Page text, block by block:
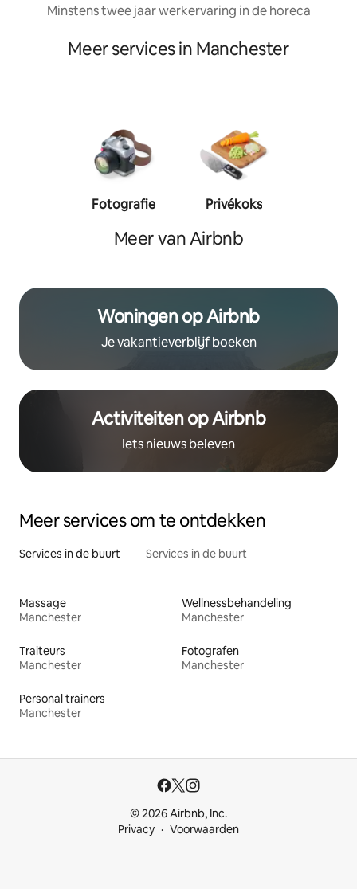
Minstens twee jaar werkervaring in de horeca
Meer services in Manchester
Fotografie Privékoks
Meer van Airbnb
Woningen op Airbnb
Je vakantieverblijf boeken
Activiteiten op Airbnb
Iets nieuws beleven
Meer services om te ontdekken
Services in de buurt Services in de buurt
Massage
Manchester
Wellnessbehandeling
Manchester
Traiteurs
Manchester
Fotografen
Manchester
Personal trainers
Manchester
© 2026 Airbnb, Inc.
Privacy
Voorwaarden